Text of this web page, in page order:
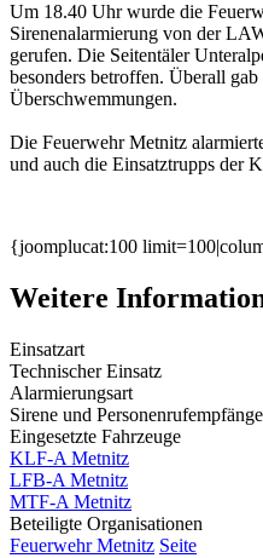
Um 18.40 Uhr wurde die
Sirenenalarmierung von der
gerufen. Die Seitentäler
besonders betroffen. Überall
Überschwemmungen.
Die Feuerwehr Metnitz
und auch die Einsatztrupps der
{joomplucat:100
Weitere
Einsatzart
Technischer Einsatz
Alarmierungsart
Sirene und
Eingesetzte Fahrzeuge
KLF-A Metnitz
LFB-A Metnitz
MTF-A Metnitz
Beteiligte Organisationen
Feuerwehr Metnitz Seite